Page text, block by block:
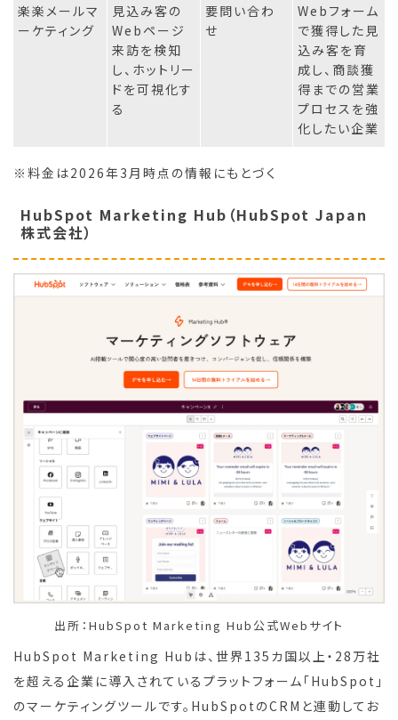
楽楽メールマ
ーケティング
見込み客の
Webページ
来訪を検知
し、ホットリー
ドを可視化す
る
要問い合わ
せ
Webフォーム
で獲得した見
込み客を育
成し、商談獲
得までの営業
プロセスを強
化したい企業
※料金は2026年3月時点の情報にもとづく
HubSpot Marketing Hub（HubSpot Japan
株式会社）
出所：HubSpot Marketing Hub公式Webサイト
HubSpot Marketing Hubは、世界135カ国以上・28万社
を超える企業に導入されているプラットフォーム「HubSpot」
のマーケティングツールです。HubSpotのCRMと連動してお